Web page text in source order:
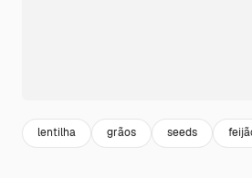
lentilha grãos seeds